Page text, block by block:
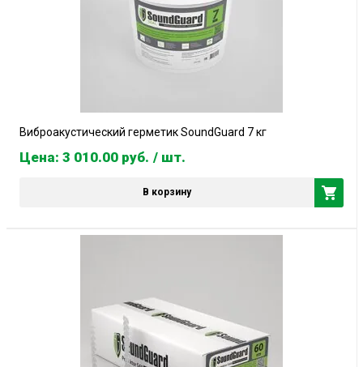
Виброакустический герметик SoundGuard 7 кг
Цена: 3 010.00 руб. / шт.
В корзину